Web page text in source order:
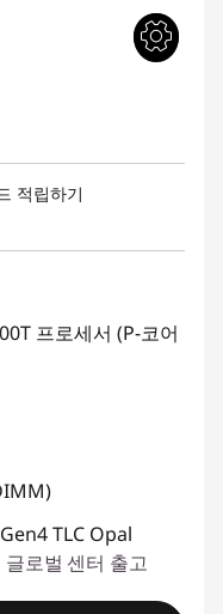
적립하기
프로세서 (P-코어
TLC Opal
로벌 센터 출고